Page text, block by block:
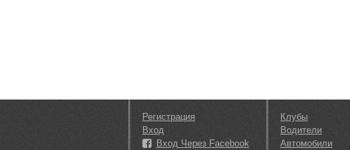
Регистрация
Вход
Вход Через Facebook
Клубы
Водители
Автомобили